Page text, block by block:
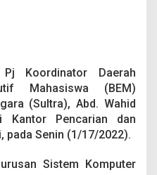
Koordinator Daerah
Mahasiswa (BEM)
(Sultra), Abd. Wahid
Kantor Pencarian dan
pada Senin (1/17/2022).
Sistem Komputer